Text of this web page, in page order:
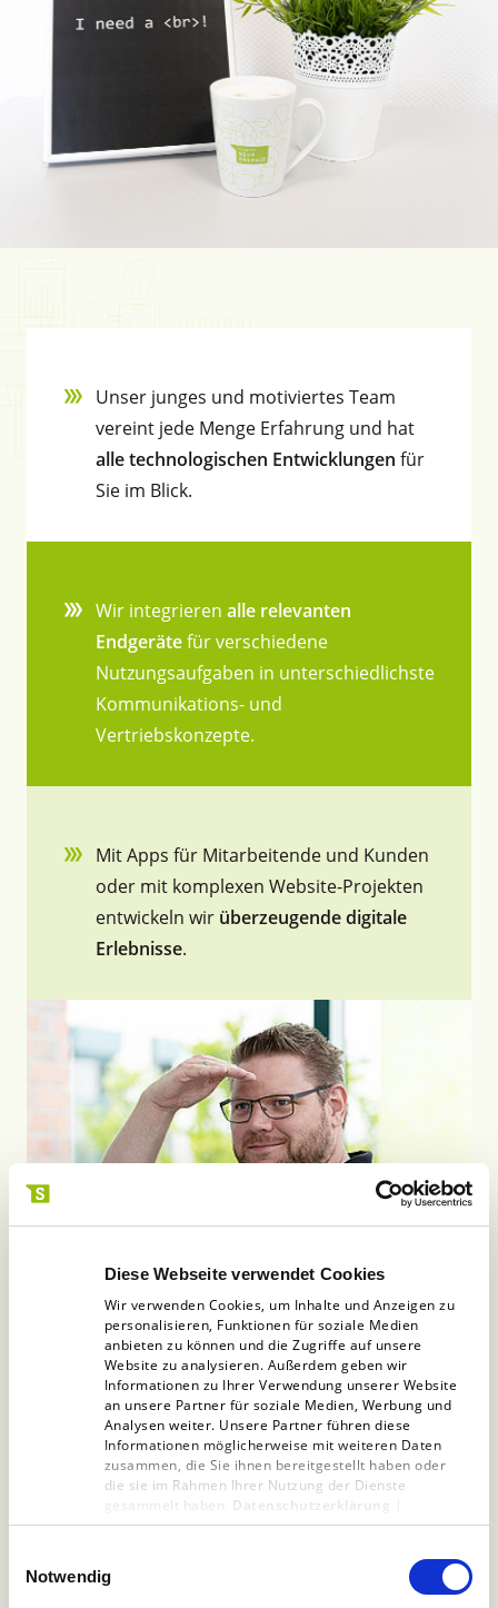
Diese Webseite verwendet Cookies
Wir verwenden Cookies, um Inhalte und Anzeigen zu
personalisieren, Funktionen für soziale Medien
anbieten zu können und die Zugriffe auf unsere
Website zu analysieren. Außerdem geben wir
Informationen zu Ihrer Verwendung unserer Website
an unsere Partner für soziale Medien, Werbung und
Analysen weiter. Unsere Partner führen diese
Informationen möglicherweise mit weiteren Daten
zusammen, die Sie ihnen bereitgestellt haben oder
die sie im Rahmen Ihrer Nutzung der Dienste
gesammelt haben. Datenschutzerklärung
Impressum
Notwendig
Unser junges und motiviertes Team
vereint jede Menge Erfahrung und hat
alle technologischen Entwicklungen für
Sie im Blick.
Wir integrieren alle relevanten
Endgerätefür verschiedene
Nutzungsaufgaben in unterschiedlichste
Kommunikations- und
Vertriebskonzepte.
Mit Apps für Mitarbeitende und Kunden
oder mit komplexen Website-Projekten
entwickeln wir überzeugende digitale
Erlebnisse.
Nutzen Sie die Möglichkeiten von
Morgen und schaffen Sie mit uns
digitale Produkte,die Menschen
berühren.